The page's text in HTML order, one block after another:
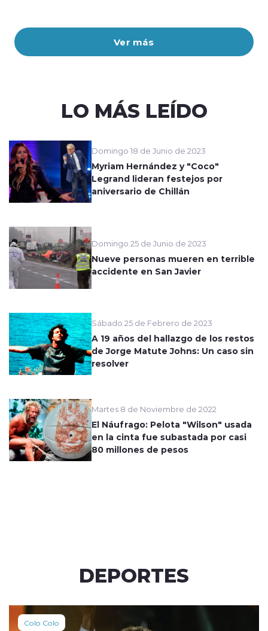
Ver más
LO MÁS LEÍDO
Domingo 18 de Junio de 2023
Myriam Hernández y "Coco"
Legrand lideran festejos por
aniversario de Chillán
Domingo 25 de Junio de 2023
Nueve personas mueren en terrible
accidente en San Javier
Sábado 25 de Febrero de 2023
A 19 años del hallazgo de los restos
de Jorge Matute Johns: Un caso sin
resolver
Martes 8 de Noviembre de 2022
El Náufrago: Pelota "Wilson" usada
en la cinta fue subastada por casi
80 millones de pesos
DEPORTES
Colo Colo